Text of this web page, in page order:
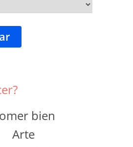
bien
Arte